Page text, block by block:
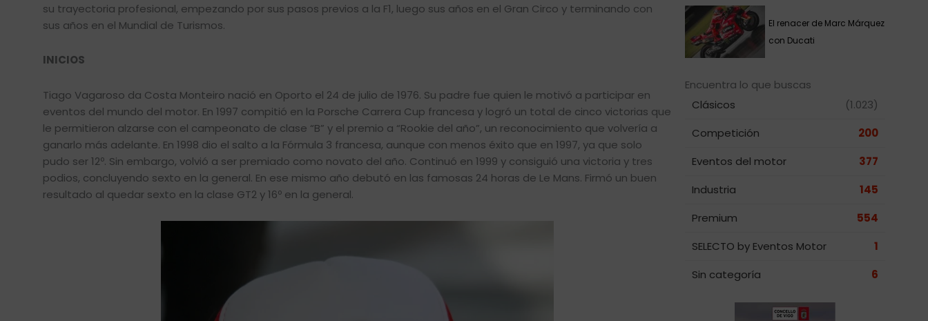
su trayectoria profesional, empezando por sus pasos previos a la F1, luego sus años en el Gran Circo y terminando con
sus años en el Mundial de Turismos.
INICIOS
Tiago Vagaroso da Costa Monteiro nació en Oporto el 24 de julio de 1976. Su padre fue quien le motivó a participar en
eventos del mundo del motor. En 1997 compitió en la Porsche Carrera Cup francesa y logró un total de cinco victorias que
le permitieron alzarse con el campeonato de clase “B” y el premio a “Rookie del año”, un reconocimiento que volvería a
ganarlo más adelante. En 1998 dio el salto a la Fórmula 3 francesa, aunque con menos éxito que en 1997, ya que solo
pudo ser 12º. Sin embargo, volvió a ser premiado como novato del año. Continuó en 1999 y consiguió una victoria y tres
podios, concluyendo sexto en la general. En ese mismo año debutó en las famosas 24 horas de Le Mans. Firmó un buen
resultado al quedar sexto en la clase GT2 y 16º en la general.
El renacer de Marc Márquez
con Ducati
Encuentra lo que buscas
Clásicos
(1.023)
Competición
200
Eventos del motor
377
Industria
145
Premium
554
SELECTO by Eventos Motor
1
Sin categoría
6